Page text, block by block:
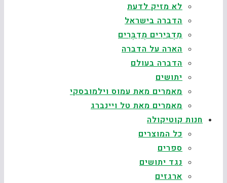
לא מזיק לדעת
הדברה בישראל
מַדְבִּירִים מְדַבְּרִים
הארה על הדברה
הדברה בעולם
יתושים
מאמרים מאת עמוס וילמובסקי
מאמרים מאת טל ויינברג
חנות קוטיקולה
כל המוצרים
ספרים
נגד יתושים
ארגזים